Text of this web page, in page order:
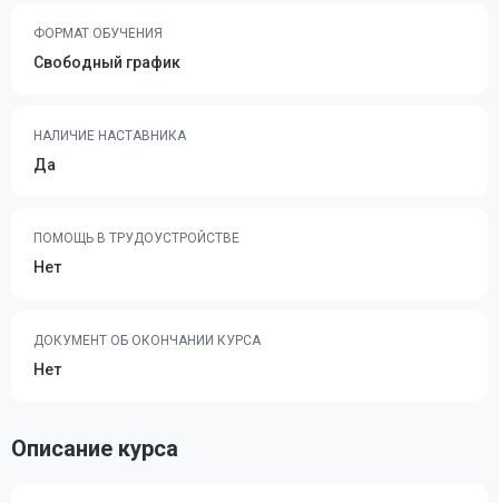
ФОРМАТ ОБУЧЕНИЯ
Свободный график
НАЛИЧИЕ НАСТАВНИКА
Да
ПОМОЩЬ В ТРУДОУСТРОЙСТВЕ
Нет
ДОКУМЕНТ ОБ ОКОНЧАНИИ КУРСА
Нет
Описание курса